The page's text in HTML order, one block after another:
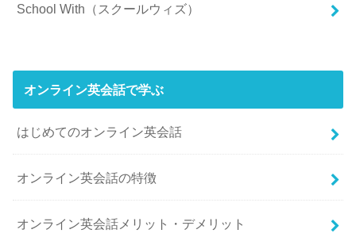
School With（スクールウィズ）
オンライン英会話で学ぶ
はじめてのオンライン英会話
オンライン英会話の特徴
オンライン英会話メリット・デメリット